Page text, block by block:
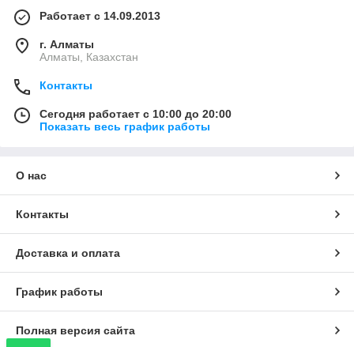
Работает с 14.09.2013
г. Алматы
Алматы, Казахстан
Контакты
Сегодня работает с 10:00 до 20:00
Показать весь график работы
О нас
Контакты
Доставка и оплата
График работы
Полная версия сайта